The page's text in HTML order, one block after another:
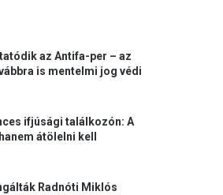
az Antifa-per – az
is mentelmi jog védi
ifjúsági találkozón: A
átölelni kell
Radnóti Miklós